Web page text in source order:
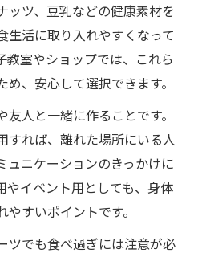
ッツ、豆乳などの健康素材を
生活に取り入れやすくなって
教室やショップでは、これら
、安心して選択できます。
人と一緒に作ることです。
すれば、離れた場所にいる人
ュニケーションのきっかけに
やイベント用としても、身体
すいポイントです。
ツでも食べ過ぎには注意が必